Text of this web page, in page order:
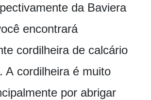
da Baviera
encontrará
cordilheira de calcário
A cordilheira é muito
por abrigar